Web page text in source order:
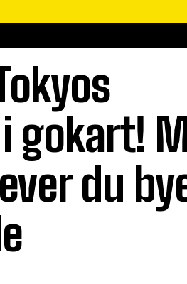
gokart!
du